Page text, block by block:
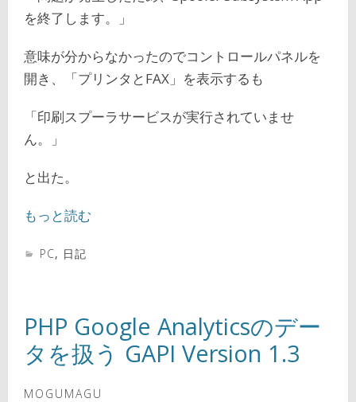
を終了します。」
意味が分からなかったのでコントロールパネルを
開き、「プリンタとFAX」を表示するも
「印刷スプーラサービスが実行されていませ
ん。」
と出た。
もっと読む
PC, 日記
PHP Google Analyticsのデー
タを扱う GAPI Version 1.3
MOGUMAGU